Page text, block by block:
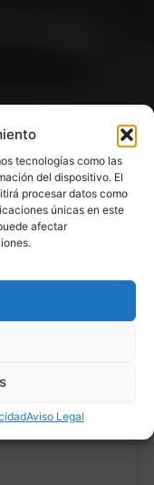
tecnologías como las
del dispositivo. El
procesar datos como
únicas en este
afectar
Aviso Legal
de Competencia